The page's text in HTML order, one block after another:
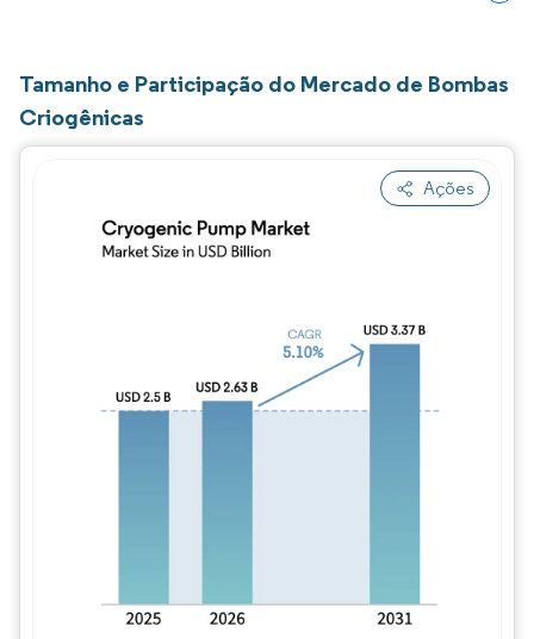
Tamanho e Participação do Mercado de Bombas
Criogênicas
Ações